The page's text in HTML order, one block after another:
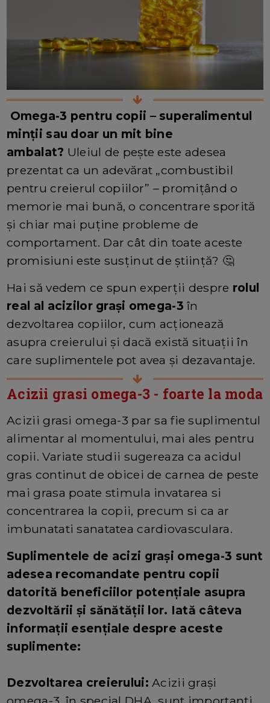
Omega-3 pentru copii – superalimentul
minții sau doar un mit bine
ambalat? Uleiul de pește este adesea
prezentat ca un adevărat „combustibil
pentru creierul copiilor” – promițând o
memorie mai bună, o concentrare sporită
și chiar mai puține probleme de
comportament. Dar cât din toate aceste
promisiuni este susținut de știință? 🤔
Hai să vedem ce spun experții despre rolul
real al acizilor grași omega-3 în
dezvoltarea copiilor, cum acționează
asupra creierului și dacă există situații în
care suplimentele pot avea și dezavantaje.
Acizii grasi omega-3 - foarte la moda
Acizii grasi omega-3 par sa fie suplimentul
alimentar al momentului, mai ales pentru
copii. Variate studii sugereaza ca acidul
gras continut de obicei de carnea de peste
mai grasa poate stimula invatarea si
concentrarea la copii, precum si ca ar
imbunatati sanatatea cardiovasculara.
Suplimentele de acizi grași omega-3 sunt
adesea recomandate pentru copii
datorită beneficiilor potențiale asupra
dezvoltării și sănătății lor. Iată câteva
informații esențiale despre aceste
suplimente:
Dezvoltarea creierului:Acizii grași